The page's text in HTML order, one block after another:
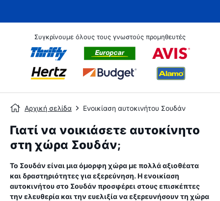
Συγκρίνουμε όλους τους γνωστούς προμηθευτές
Αρχική σελίδα Ενοικίαση αυτοκινήτου Σουδάν
Γιατί να νοικιάσετε αυτοκίνητο
στη χώρα Σουδάν;
Το Σουδάν είναι μια όμορφη χώρα με πολλά αξιοθέατα
και δραστηριότητες για εξερεύνηση. Η ενοικίαση
αυτοκινήτου στο Σουδάν προσφέρει στους επισκέπτες
την ελευθερία και την ευελιξία να εξερευνήσουν τη χώρα